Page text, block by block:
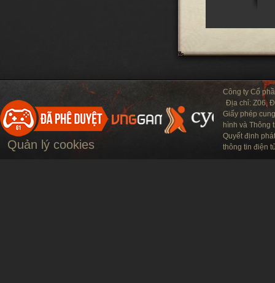
Công ty Cổ
Địa chỉ: Z06,
Giấy phép
hình và Thông
Quyết định
thông tin điện
Quản lý cookies